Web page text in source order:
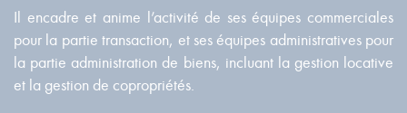
Il encadre et anime l’activité de ses équipes commerciales
pour la partie transaction, et ses équipes administratives pour
la partie administration de biens, incluant la gestion locative
et la gestion de copropriétés.